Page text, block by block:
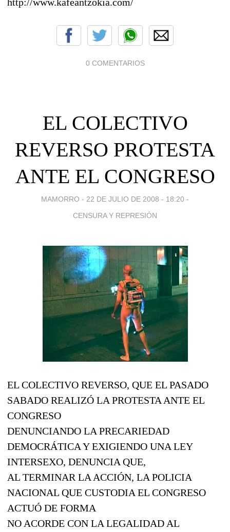
0 COMENTARIOS
EL COLECTIVO
REVERSO PROTESTA
ANTE EL CONGRESO
MAMORRO - 22 DE JULIO DE 2008 - 18:20 -
CENSURA Y REPRESIÓN
EL COLECTIVO REVERSO, QUE EL PASADO
SABADO REALIZÓ LA PROTESTA ANTE EL
CONGRESO
DENUNCIANDO LA PRECARIEDAD
DEMOCRÁTICA Y EXIGIENDO UNA LEY
INTERSEXO, DENUNCIA QUE,
AL TERMINAR LA ACCIÓN, LA POLICIA
NACIONAL QUE CUSTODIA EL CONGRESO
ACTUÓ DE FORMA
NO ACORDE CON LA LEGALIDAD AL